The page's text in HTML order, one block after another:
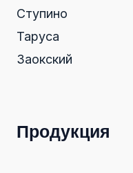
Ступино
Таруса
Заокский
Продукция